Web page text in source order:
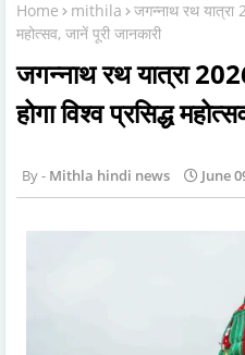
Home mithila
जगन्नाथ रथ यात्रा
महोत्सव, जानें पूरी जानकारी
जगन्नाथ रथ यात्रा
होगा विश्व प्रसिद्ध
Mithla hindi news June